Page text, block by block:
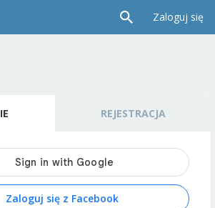
Zaloguj się
REJESTRACJA
Zaloguj się z Facebook